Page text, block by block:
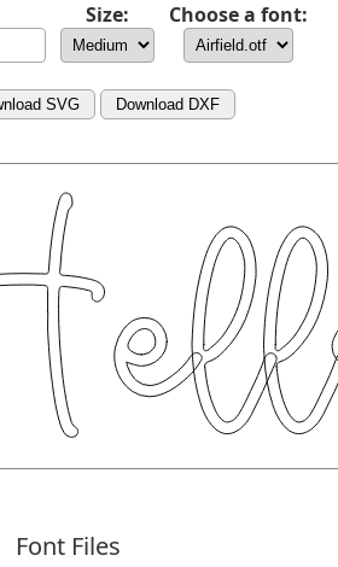
Size: Choose a font:
SVG Download DXF
Font Files